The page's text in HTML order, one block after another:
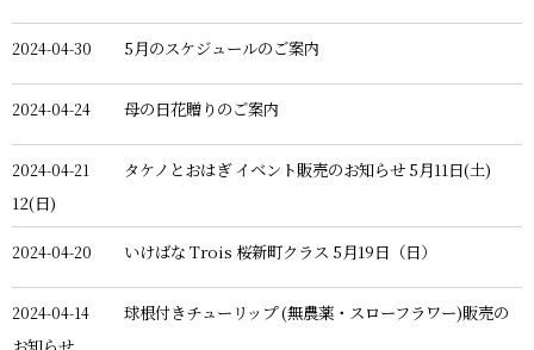
2024-04-30 5月のスケジュールのご案内
2024-04-24 母の日花贈りのご案内
2024-04-21
タケノとおはぎ イベント販売のお知らせ 5月11日(土)
12(日)
2024-04-20 いけばな Trois 桜新町クラス 5月19日（日）
2024-04-14
球根付きチューリップ (無農薬・スローフラワー)販売の